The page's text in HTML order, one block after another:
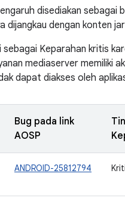
disediakan sebagai
dijangkau dengan konten
sebagai Keparahan kritis
mediaserver memiliki
dapat diakses oleh
Bug pada link
AOSP
ANDROID-25812794